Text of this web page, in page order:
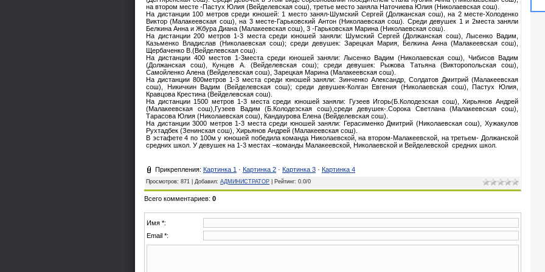
на втором месте -Пастух Юлия (Вейделевская сош), третье место заняла Наточиева Юлия (Николаевская сош).
На дистанции 100 метров среди юношей: 1 место занял-Шумский Сергей (Должанская сош), на 2 месте-Холоденко
Виктор (Малакеевская сош), на 3 месте-Гарьковский Антон (Николаевская сош). Среди девушек 1 и 2места заняли
Белкина Анна и Жбура Диана (Малакеевская сош), 3 -Гарьковская Марина (Николаевская сош).
На дистанции 200 метров 1-3 места среди юношей заняли: Шумский Сергей (Должанская сош), Лысенко Вадим,
Казьменко Владислав (Николаевская сош); среди девушек: Зарецкая Мария, Белкина Анна (Малакеевская сош),
Щербаченко В.(Вейделевская сош).
На дистанции 400 местов 1-3места среди юношей заняли: Лысенко Вадим (Николаевская сош), Чибисов Вадим
(Должанская сош), Кунцев А. (Вейделевская сош); среди девушек: Рыжова Татьяна (Викторопольская сош),
Самойленко Алена (Вейделевская сош), Зарецкая Марина (Малакеевская сош).
На дистанции 800метров 1-3 места среди юношей заняли: Зинченко Александр, Солдатов Дмитрий (Малакеевская
сош), Никичкин Вадим (Вейделевская сош); среди девушек-Колган Евгения (Николаевская сош), Пастух Юлия,
Кравцова Крестина (Вейделевская сош).
На дистанции 1500 метров 1-3 места среди юношей заняли: Гузеев Игорь(Б.Колодезская сош), Хирьянов Андрей
(Малакеевская сош),Гузеев Вадим (Б.Колодезская сош),среди девушек-.Сорока Светлана (Малакеевская сош),
Тарасова Юлия (Николаевская сош), Кандаурова Елена (Вейделевская сош).
На дистанции 3000 метров 1-3 места среди юношей заняли: Герасименко Дмитрий (Николаевская сош), Хужакулов
Рухтадбек (Зенинская сош), Хирьянов Андрей (Малакеевская сош).
В эстафете 4 по 100м у юношей победила команда Николаевской, на втором-Малакеевской, на третьем- Должанской
средних школ. У девушек на 1-3 местах –команды Малакеевской, Николаевской и Вейделевской средних школ.
Прикрепления: Картинка 1 · Картинка 2 · Картинка 3 · Картинка 4
Просмотров: 871 | Добавил: АДМИНИСТРАТОР Рейтинг: 0.0/0
Всего комментариев: 0
Имя *:
Email *: